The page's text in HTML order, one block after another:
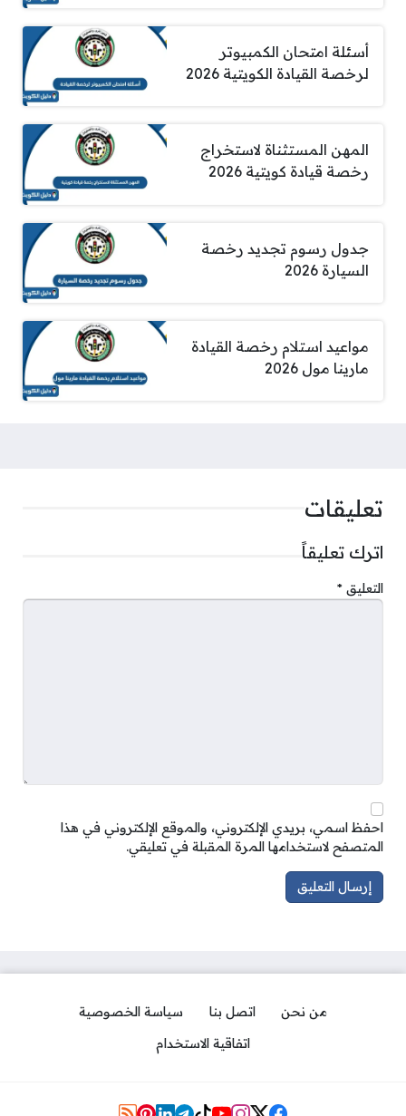
أسئلة امتحان الكمبيوتر
لرخصة القيادة الكويتية 2026
المهن المستثناة لاستخراج
رخصة قيادة كويتية 2026
جدول رسوم تجديد رخصة
السيارة 2026
مواعيد استلام رخصة القيادة
مارينا مول 2026
تعليقات
اترك تعليقاً
التعليق *
احفظ اسمي، بريدي الإلكتروني، والموقع الإلكتروني في هذا
المتصفح لاستخدامها المرة المقبلة في تعليقي.
من نحن اتصل بنا
سياسة الخصوصية
اتفاقية الاستخدام